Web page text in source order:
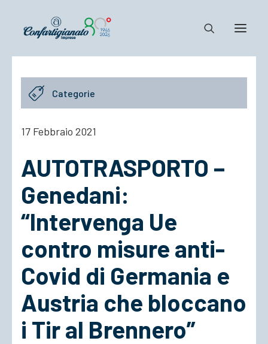
Notizie e Documenti
Confartigianato
Cosa Facciamo
ACCEDI
Categorie
17 Febbraio 2021
AUTOTRASPORTO –
Genedani:
“Intervenga Ue
contro misure anti-
Covid di Germania e
Austria che bloccano
i Tir al Brennero”